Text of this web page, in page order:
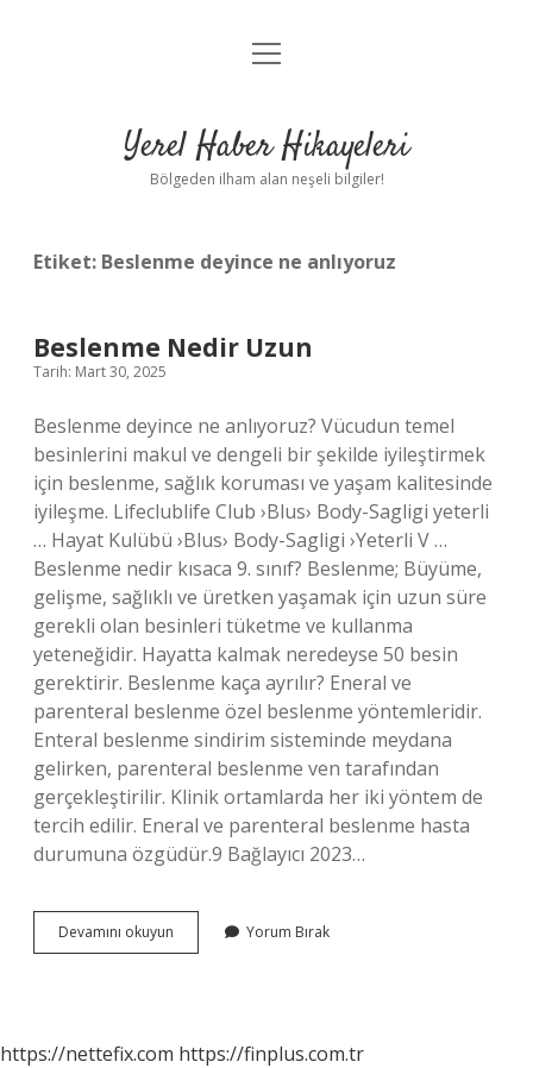
Anasayfa
Yasal Uyarı
menüyü
Yerel Haber Hikayeleri
Bölgeden ilham alan neşeli bilgiler!
Etiket: Beslenme deyince ne anlıyoruz
Beslenme Nedir Uzun
Tarih: Mart 30, 2025
Beslenme deyince ne anlıyoruz? Vücudun temel
besinlerini makul ve dengeli bir şekilde iyileştirmek
için beslenme, sağlık koruması ve yaşam kalitesinde
iyileşme. Lifeclublife Club ›Blus› Body-Sagligi yeterli
… Hayat Kulübü ›Blus› Body-Sagligi ›Yeterli V …
Beslenme nedir kısaca 9. sınıf? Beslenme; Büyüme,
gelişme, sağlıklı ve üretken yaşamak için uzun süre
gerekli olan besinleri tüketme ve kullanma
yeteneğidir. Hayatta kalmak neredeyse 50 besin
gerektirir. Beslenme kaça ayrılır? Eneral ve
parenteral beslenme özel beslenme yöntemleridir.
Enteral beslenme sindirim sisteminde meydana
gelirken, parenteral beslenme ven tarafından
gerçekleştirilir. Klinik ortamlarda her iki yöntem de
tercih edilir. Eneral ve parenteral beslenme hasta
durumuna özgüdür.9 Bağlayıcı 2023…
Devamını okuyun Beslenme
Nedir
Yorum Bırak
https://nettefix.com https://finplus.com.tr